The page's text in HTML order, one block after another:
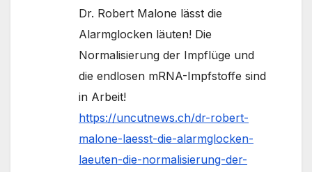
Dr. Robert Malone lässt die
Alarmglocken läuten! Die
Normalisierung der Impflüge und
die endlosen mRNA-Impfstoffe sind
in Arbeit!
https://uncutnews.ch/dr-robert-
malone-laesst-die-alarmglocken-
laeuten-die-normalisierung-der-